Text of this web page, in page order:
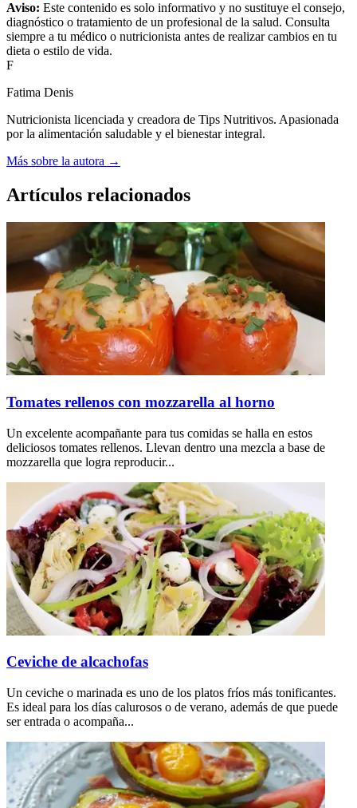
Aviso: Este contenido es solo informativo y no sustituye el consejo,
diagnóstico o tratamiento de un profesional de la salud. Consulta
siempre a tu médico o nutricionista antes de realizar cambios en tu
dieta o estilo de vida.
F
Fatima Denis
Nutricionista licenciada y creadora de Tips Nutritivos. Apasionada
por la alimentación saludable y el bienestar integral.
Más sobre la autora →
Artículos relacionados
Tomates rellenos con mozzarella al horno
Un excelente acompañante para tus comidas se halla en estos
deliciosos tomates rellenos. Llevan dentro una mezcla a base de
mozzarella que logra reproducir...
Ceviche de alcachofas
Un ceviche o marinada es uno de los platos fríos más tonificantes.
Es ideal para los días calurosos o de verano, además de que puede
ser entrada o acompaña...